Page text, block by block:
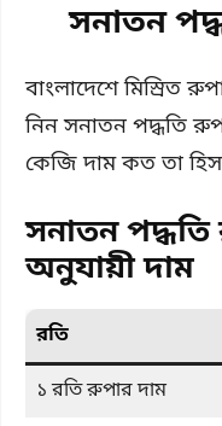
সনাতন
বাংলাদেশে মিস্রিত
নিন সনাতন পদ্ধতি
কেজি দাম কত তা
সনাতন
অনুযায়ী দাম
রতি
১ রতি রুপার দাম